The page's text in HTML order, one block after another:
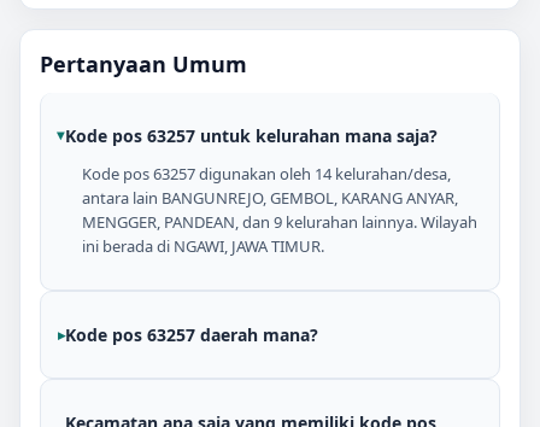
Pertanyaan Umum
Kode pos 63257 untuk kelurahan mana saja?
Kode pos 63257 digunakan oleh 14 kelurahan/desa,
antara lain BANGUNREJO, GEMBOL, KARANG ANYAR,
MENGGER, PANDEAN, dan 9 kelurahan lainnya. Wilayah
ini berada di NGAWI, JAWA TIMUR.
Kode pos 63257 daerah mana?